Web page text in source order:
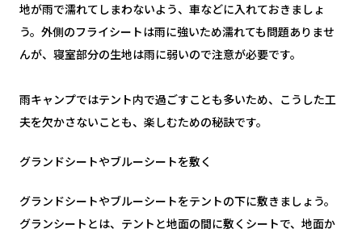
地が雨で濡れてしまわないよう、車などに入れておきましょ
う。外側のフライシートは雨に強いため濡れても問題ありませ
んが、寝室部分の生地は雨に弱いので注意が必要です。
雨キャンプではテント内で過ごすことも多いため、こうした工
夫を欠かさないことも、楽しむための秘訣です。
グランドシートやブルーシートを敷く
グランドシートやブルーシートをテントの下に敷きましょう。
グランシートとは、テントと地面の間に敷くシートで、地面か